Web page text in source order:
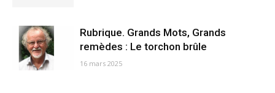
Rubrique. Grands Mots, Grands
remèdes : Le torchon brûle
16 mars 2025